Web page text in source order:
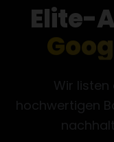
Elite-
Wir listen
hochwertigen